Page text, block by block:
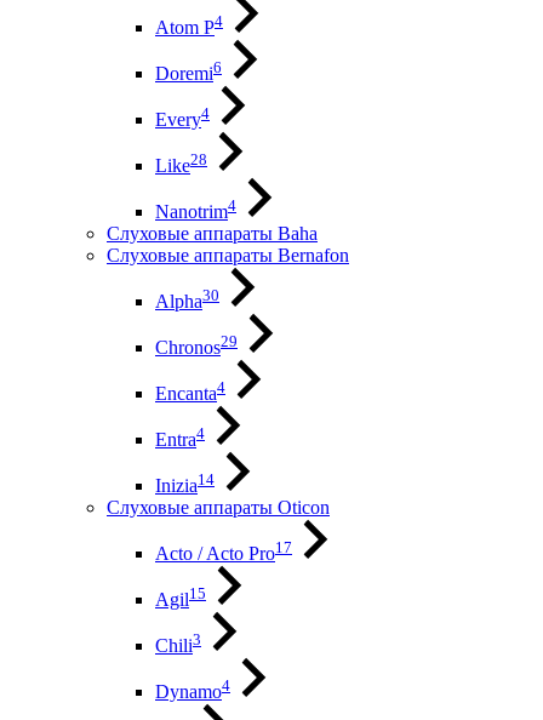
Atom P4
Doremi6
Every4
Like28
Nanotrim4
Слуховые аппараты Baha
Слуховые аппараты Bernafon
Alpha30
Chronos29
Encanta4
Entra4
Inizia14
Слуховые аппараты Oticon
Acto / Acto Pro17
Agil15
Chili3
Dynamo4